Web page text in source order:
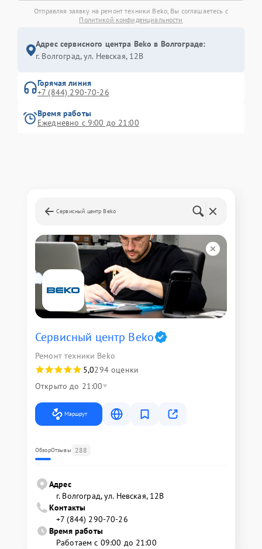
Отправляя заявку на ремонт техники Beko, Вы соглашаетесь с
Политикой конфиденциальности
Адрес сервисного центра Beko в Волгограде:
г. Волгоград, ул. Невская, 12В
Горячая линия
+7 (844) 290-70-26
Время работы
Ежедневно с 9:00 до 21:00
Сервисный центр Beko
Сервисный центр Beko
Ремонт техники Beko
5,0294 оценки
Открыто до 21:00
Маршрут
ОбзорОтзывы 288
Адрес
г. Волгоград, ул. Невская, 12В
Контакты
+7 (844) 290-70-26
Время работы
Работаем с 09:00 до 21:00